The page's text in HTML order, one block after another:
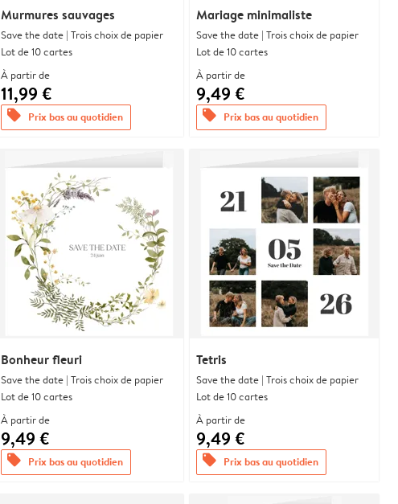
Murmures sauvages
Save the date | Trois choix de papier
Lot de 10 cartes
À partir de
11,99 €
offers Prix bas au quotidien
Mariage minimaliste
Save the date | Trois choix de papier
Lot de 10 cartes
À partir de
9,49 €
offers Prix bas au quotidien
Bonheur fleuri
Save the date | Trois choix de papier
Lot de 10 cartes
À partir de
9,49 €
offers Prix bas au quotidien
Tetris
Save the date | Trois choix de papier
Lot de 10 cartes
À partir de
9,49 €
offers Prix bas au quotidien